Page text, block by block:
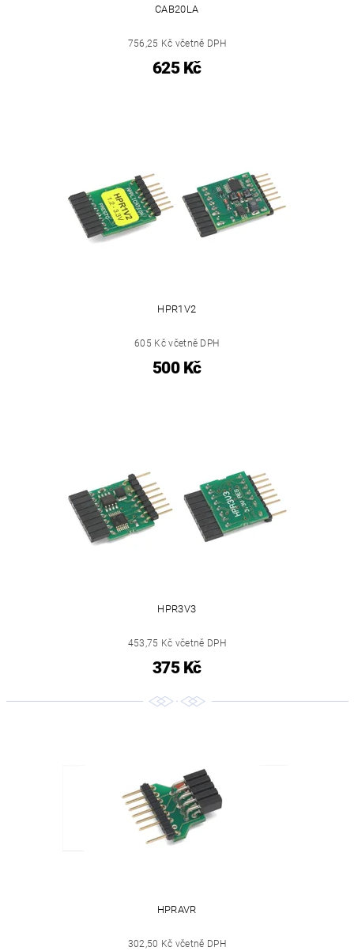
CAB20LA
756,25 Kč včetně DPH
625 Kč
HPR1V2
605 Kč včetně DPH
500 Kč
HPR3V3
453,75 Kč včetně DPH
375 Kč
HPRAVR
302,50 Kč včetně DPH